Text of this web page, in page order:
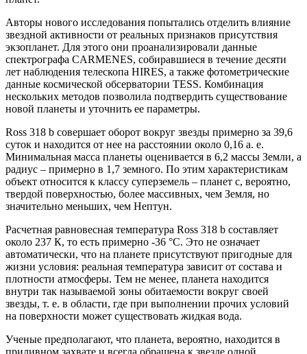
Авторы нового исследования попытались отделить влияние
звездной активности от реальных признаков присутствия
экзопланет. Для этого они проанализировали данные
спектрографа CARMENES, собиравшиеся в течение десяти
лет наблюдения телескопа HIRES, а также фотометрические
данные космической обсерватории TESS. Комбинация
нескольких методов позволила подтвердить существование
новой планеты и уточнить ее параметры.
Ross 318 b совершает оборот вокруг звезды примерно за 39,6
суток и находится от нее на расстоянии около 0,16 а. е.
Минимальная масса планеты оценивается в 6,2 массы Земли, а
радиус – примерно в 1,7 земного. По этим характеристикам
объект относится к классу суперземель – планет с, вероятно,
твердой поверхностью, более массивных, чем Земля, но
значительно меньших, чем Нептун.
Расчетная равновесная температура Ross 318 b составляет
около 237 К, то есть примерно -36 °C. Это не означает
автоматически, что на планете присутствуют пригодные для
жизни условия: реальная температура зависит от состава и
плотности атмосферы. Тем не менее, планета находится
внутри так называемой зоны обитаемости вокруг своей
звезды, т. е. в области, где при выполнении прочих условий
на поверхности может существовать жидкая вода.
Ученые предполагают, что планета, вероятно, находится в
приливном захвате и всегда обращена к звезде одной